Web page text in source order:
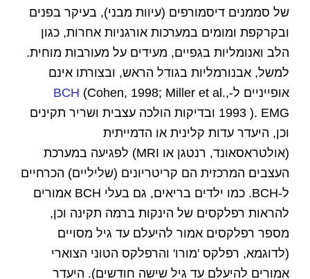
של סממנים דיסמורפים (עיוות מבני), בעיקר בפנים
ובקרקפת ומומים במערכות אורגניות אחרות, כגון
הלב ואנומליות בגפיים, מעידים על מעורבות מוחית.
למשל, אבנורמליות בגודל הראש, ובצורתו אינם
אופייניים ל-
BCH (Cohen, 1998; Miller et al.,
1993 ). EMG ובדיקות הולכה עצבית ושריר תקינים
וכן, היעדר עדות קלינית או הדמייתית
(אולטראסאונד, רנטגן או MRI) לפגיעה במערכת
העצבים המרכזית הם קריטריונים (שליליים) הכרחיים
ל-BCH. כמו ילדים בריאים, גם בעלי BCH אמורים
להראות רפלקסים של הינקות ברמה תקינה וכן,
מספר רפלקסים אמור להיעלם עד גיל מסויים
(לדוגמא, רפלקס 'מורו' והרפלקס הטוני הצוארי
אמורים להיעלם עד גיל שישה חודשים). היעדר